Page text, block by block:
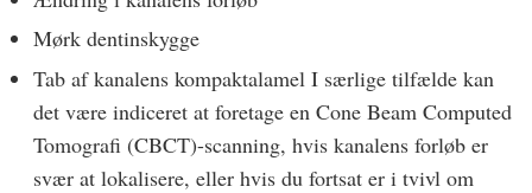
Mørk dentinskygge
Tab af kanalens kompaktalamel I særlige tilfælde kan
det være indiceret at foretage en Cone Beam Computed
Tomografi (CBCT)-scanning, hvis kanalens forløb er
svær at lokalisere, eller hvis du fortsat er i tvivl om